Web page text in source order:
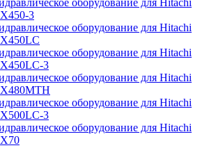
оборудование для Hitachi
3
оборудование для Hitachi
оборудование для Hitachi
3
оборудование для Hitachi
оборудование для Hitachi
3
оборудование для Hitachi